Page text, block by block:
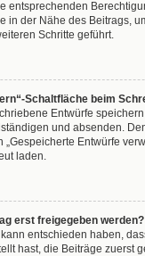
entsprechenden
in der Nähe des Beitrags,
Schritte geführt.
Schaltfläche beim
Entwürfe
und absenden.
„Gespeicherte Entwürfe
laden.
erst freigegeben werden?
entschieden haben,
hast, die Beiträge zuerst